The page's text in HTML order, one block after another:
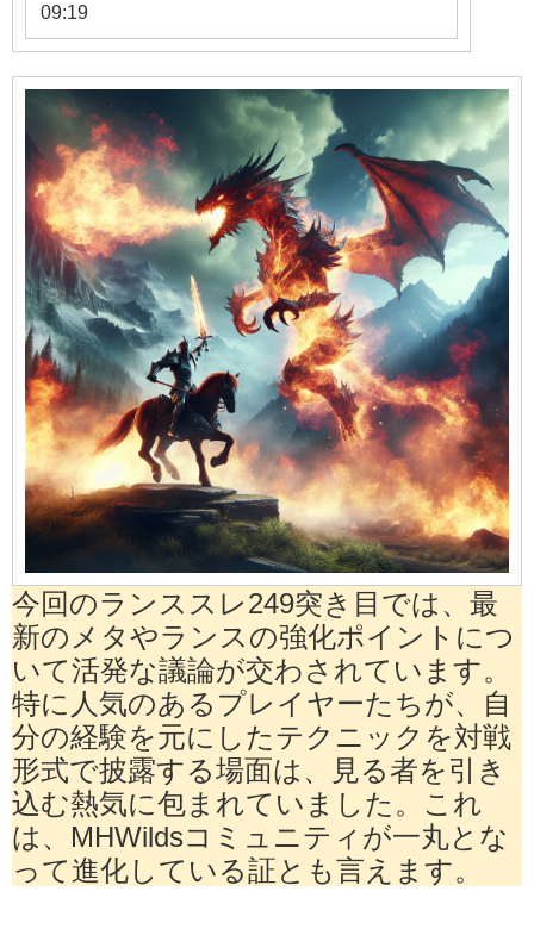
09:19
今回のランススレ249突き目では、最
新のメタやランスの強化ポイントにつ
いて活発な議論が交わされています。
特に人気のあるプレイヤーたちが、自
分の経験を元にしたテクニックを対戦
形式で披露する場面は、見る者を引き
込む熱気に包まれていました。これ
は、MHWildsコミュニティが一丸とな
って進化している証とも言えます。